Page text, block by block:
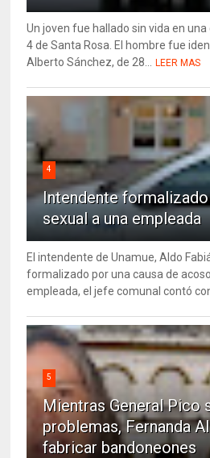
Un joven fue hallado sin vida en una
4 de Santa Rosa. El hombre fue
Alberto Sánchez, de 28...
LEER MAS
4
Intendente
sexual a una empleada
El intendente de Unamue, Aldo
formalizado por una causa de
empleada, el jefe comunal contó con
5
Mientras General Pico
problemas, Fernanda
fabricar bandoneones